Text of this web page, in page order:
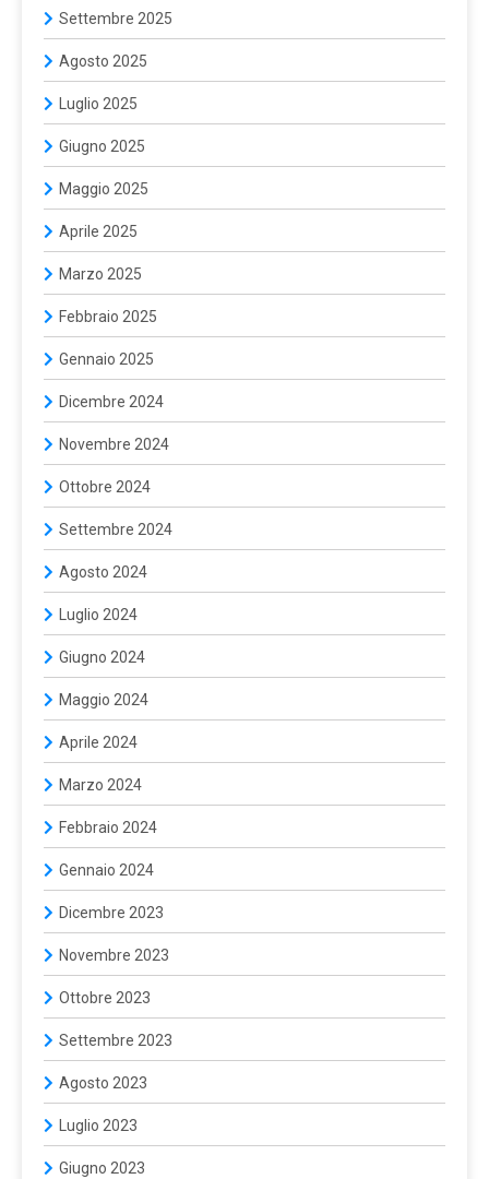
Settembre 2025
Agosto 2025
Luglio 2025
Giugno 2025
Maggio 2025
Aprile 2025
Marzo 2025
Febbraio 2025
Gennaio 2025
Dicembre 2024
Novembre 2024
Ottobre 2024
Settembre 2024
Agosto 2024
Luglio 2024
Giugno 2024
Maggio 2024
Aprile 2024
Marzo 2024
Febbraio 2024
Gennaio 2024
Dicembre 2023
Novembre 2023
Ottobre 2023
Settembre 2023
Agosto 2023
Luglio 2023
Giugno 2023